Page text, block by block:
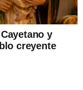
y
creyente